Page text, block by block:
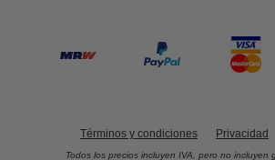
Términos y condiciones Privacidad
Todos los precios incluyen IVA, pero no incluyen